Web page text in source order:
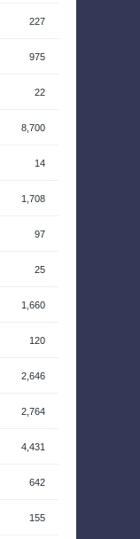
227
975
22
8,700
14
1,708
97
25
1,660
120
2,646
2,764
4,431
642
155